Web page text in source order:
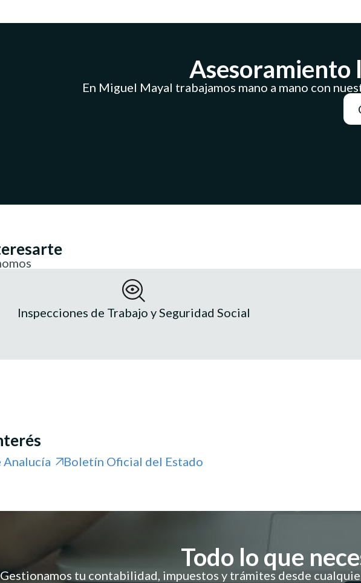
Asesoramiento
En Miguel Mayal trabajamos mano a mano con
Inspecciones de Trabajo y Seguridad Social
Analucía Boletín Oficial del Estado
Todo lo que
Gestionamos tu contabilidad, impuestos y trámites desde